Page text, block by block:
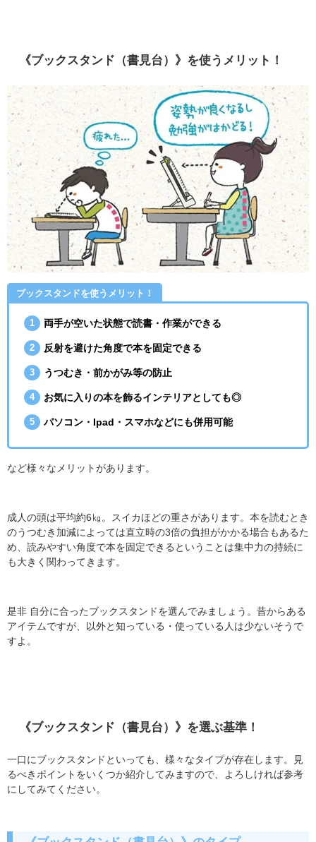
《ブックスタンド（書見台）》を使うメリット！
ブックスタンドを使うメリット！
両手が空いた状態で読書・作業ができる
反射を避けた角度で本を固定できる
うつむき・前かがみ等の防止
お気に入りの本を飾るインテリアとしても◎
パソコン・Ipad・スマホなどにも併用可能
など様々なメリットがあります。
成人の頭は平均約6㎏。スイカほどの重さがあります。本を読むとき
のうつむき加減によっては直立時の3倍の負担がかかる場合もあるた
め、読みやすい角度で本を固定できるということは集中力の持続に
も大きく関わってきます。
是非 自分に合ったブックスタンドを選んでみましょう。昔からある
アイテムですが、以外と知っている・使っている人は少ないそうで
すよ。
《ブックスタンド（書見台）》を選ぶ基準！
一口にブックスタンドといっても、様々なタイプが存在します。見
るべきポイントをいくつか紹介してみますので、よろしければ参考
にしてみてください。